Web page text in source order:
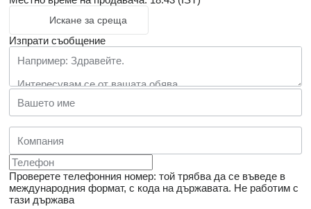
Искане за среща
Изпрати съобщение
Проверете телефонния номер: той трябва да се въведе в
международния формат, с кода на държавата. Не работим с
тази държава